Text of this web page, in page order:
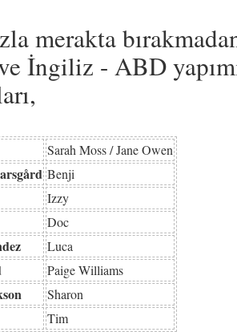
merakta
ve İngiliz - ABD
Sarah Moss / Jane Owen
Benji
Izzy
Doc
Luca
Paige Williams
Sharon
Tim